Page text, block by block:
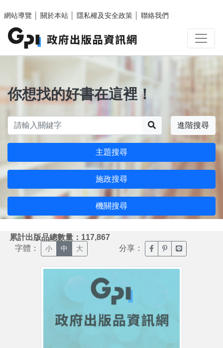
網站導覽
關於本站 隱私權及安全政策 聯絡我們
你想找的好書在這裡！
進階搜尋
主題搜尋
施政搜尋
機關搜尋
累計出版品總數量：117,867
字體： 小 中 大 分享： 臉書分享(另開新視窗)
噗浪分享(另開新
Line分享(另